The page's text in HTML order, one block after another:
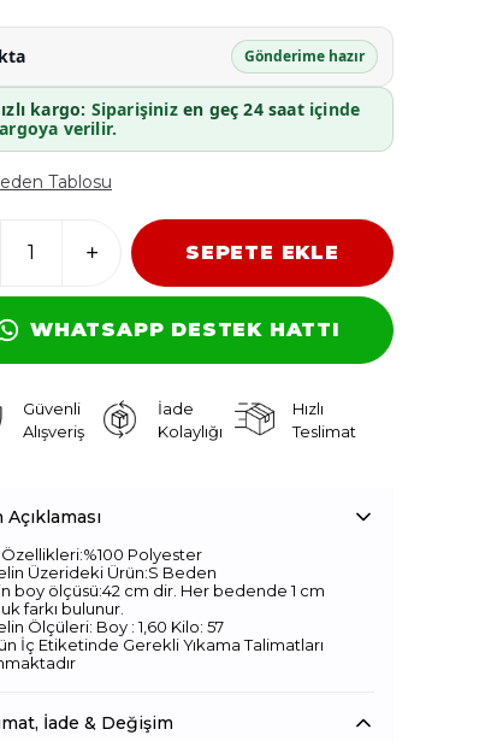
Gönderime hazır
kargo: Siparişinizen geç 24 saatiçinde
verilir.
Tablosu
SEPETE EKLE
WHATSAPP DESTEK HATTI
Güvenli
Alışveriş
İade
Kolaylığı
Hızlı
Teslimat
Açıklaması
Polyester
Üzerideki Ürün:S Beden
boy ölçüsü:42 cm dir. Her bedende 1 cm
farkı bulunur.
Ölçüleri: Boy : 1,60 Kilo: 57
İç Etiketinde Gerekli Yıkama Talimatları
İade & Değişim